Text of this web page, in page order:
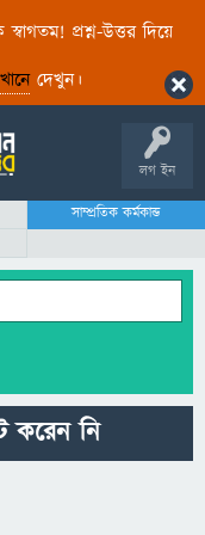
প্রশ্ন-উত্তর দিয়ে
দেখুন।
লগ ইন
সাম্প্রতিক কর্মকান্ড
করেন নি